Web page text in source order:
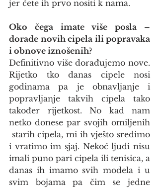
jer ćete ih prvo nositi k nama.
Oko čega imate više posla –
dorade novih cipela ili popravaka
i obnove iznošenih?
Definitivno više dorađujemo nove.
Rijetko tko danas cipele nosi
godinama pa je obnavljanje i
popravljanje takvih cipela tako
također rijetkost. No kad nam
netko donese par svojih omiljenih
starih cipela, mi ih vješto sredimo
i vratimo im sjaj. Nekoć ljudi nisu
imali puno pari cipela ili tenisica, a
danas ih imamo svih modela i u
svim bojama pa čim se jedne